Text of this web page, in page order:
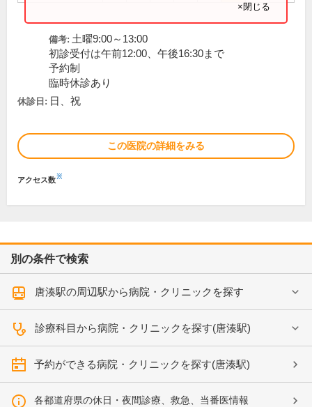
×閉じる
備考: 土曜9:00～13:00
初診受付は午前12:00、午後16:30まで
予約制
臨時休診あり
休診日: 日、祝
この医院の詳細をみる
アクセス数※
別の条件で検索
唐湊駅の周辺駅から病院・クリニックを探す
診療科目から病院・クリニックを探す(唐湊駅)
予約ができる病院・クリニックを探す(唐湊駅)
各都道府県の休日・夜間診療、救急、当番医情報